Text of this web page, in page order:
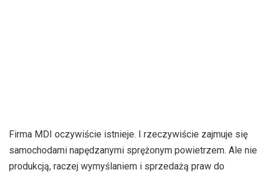
Firma MDI oczywiście istnieje. I rzeczywiście zajmuje się
samochodami napędzanymi sprężonym powietrzem. Ale nie
produkcją, raczej wymyślaniem i sprzedażą praw do